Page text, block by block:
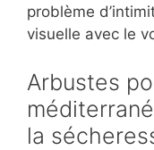
problème
visuelle avec le
Arbustes
la